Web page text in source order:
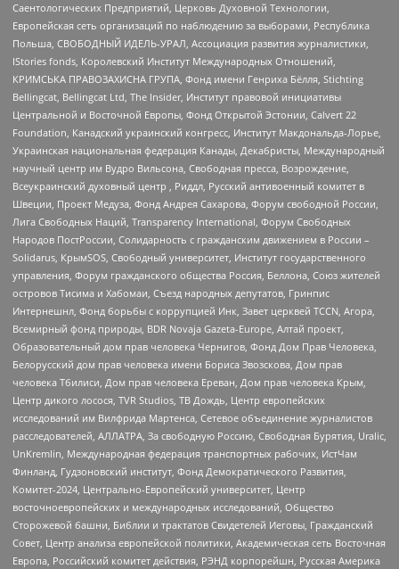
Саентологических Предприятий, Церковь Духовной Технологии,
Европейская сеть организаций по наблюдению за выборами, Республика
Польша, СВОБОДНЫЙ ИДЕЛЬ-УРАЛ, Ассоциация развития журналистики,
IStories fonds, Королевский Институт Международных Отношений,
КРИМСЬКА ПРАВОЗАХИСНА ГРУПА, Фонд имени Генриха Бёлля, Stichting
Bellingcat, Bellingcat Ltd, The Insider, Институт правовой инициативы
Центральной и Восточной Европы, Фонд Открытой Эстонии, Calvert 22
Foundation, Канадский украинский конгресс, Институт Макдональда-Лорье,
Украинская национальная федерация Канады, Декабристы, Международный
научный центр им Вудро Вильсона, Свободная пресса, Возрождение,
Всеукраинский духовный центр , Риддл, Русский антивоенный комитет в
Швеции, Проект Медуза, Фонд Андрея Сахарова, Форум свободной России,
Лига Свободных Наций, Transparеncy International, Форум Свободных
Народов ПостРоссии, Солидарность с гражданским движением в России –
Solidarus, КрымSOS, Свободный университет, Институт государственного
управления, Форум гражданского общества Россия, Беллона, Союз жителей
островов Тисима и Хабомаи, Съезд народных депутатов, Гринпис
Интернешнл, Фонд борьбы с коррупцией Инк, Завет церквей TCCN, Агора,
Всемирный фонд природы, BDR Novaja Gazeta-Europe, Алтай проект,
Образовательный дом прав человека Чернигов, Фонд Дом Прав Человека,
Белорусский дом прав человека имени Бориса Звозскова, Дом прав
человека Тбилиси, Дом прав человека Ереван, Дом прав человека Крым,
Центр дикого лосося, TVR Studios, ТВ Дождь, Центр европейских
исследований им Вилфрида Мартенса, Сетевое объединение журналистов
расследователей, АЛЛАТРА, За свободную Россию, Свободная Бурятия, Uralic,
UnKremlin, Международная федерация транспортных рабочих, ИстЧам
Финланд, Гудзоновский институт, Фонд Демократического Развития,
Комитет-2024, Центрально-Европейский университет, Центр
восточноевропейских и международных исследований, Общество
Сторожевой башни, Библии и трактатов Свидетелей Иеговы, Гражданский
Совет, Центр анализа европейской политики, Академическая сеть Восточная
Европа, Российский комитет действия, РЭНД корпорейшн, Русская Америка